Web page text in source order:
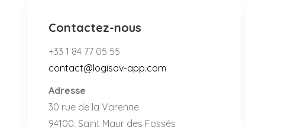
Contactez-nous
+33 1 84 77 05 55
contact@logisav-app.com
Adresse
30 rue de la Varenne
94100, Saint Maur des Fossés